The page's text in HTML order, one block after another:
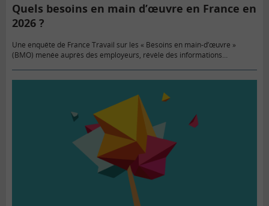
Quels besoins en main d’œuvre en France en
2026 ?
Une enquête de France Travail sur les « Besoins en main-d’œuvre »
(BMO) menée auprès des employeurs, révèle des informations